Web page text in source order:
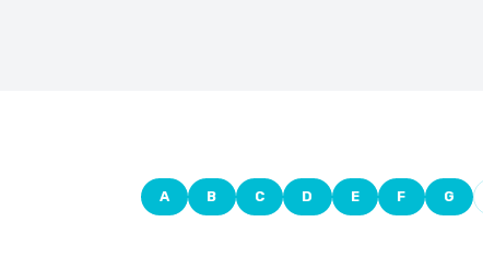
A B C D E F G